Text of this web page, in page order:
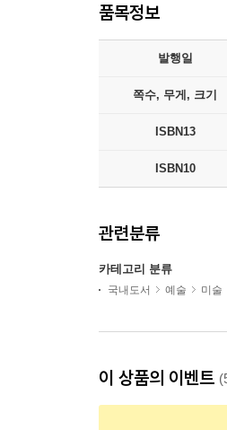
품목정보
발행일
쪽수, 무게, 크기
ISBN13
ISBN10
관련분류
카테고리 분류
국내도서 예술 미술
이 상품의 이벤트